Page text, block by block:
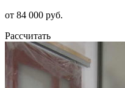
от 84 000 руб.
Рассчитать